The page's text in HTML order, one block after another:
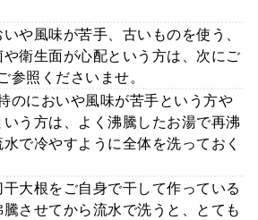
や風味が苦手、古いものを使う、
衛生面が心配という方は、次にご
参照くださいませ。
のにおいや風味が苦手という方や
う方は、よく沸騰したお湯で再沸
で冷やすように全体を洗っておく
大根をご自身で干して作っている
させてから流水で洗うと、とても